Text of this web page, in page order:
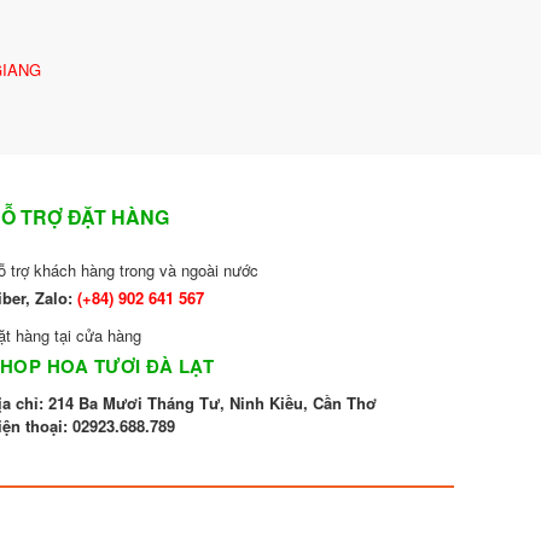
TRỢ ĐẶT HÀNG
trợ khách hàng trong và ngoài nước
Zalo:(+84)902 641 567
hàng tại cửa hàng
HOA TƯƠI ĐÀ LẠT
chỉ: 214 Ba Mươi Tháng Tư, Ninh Kiều, Cần Thơ
thoại:02923.688.789